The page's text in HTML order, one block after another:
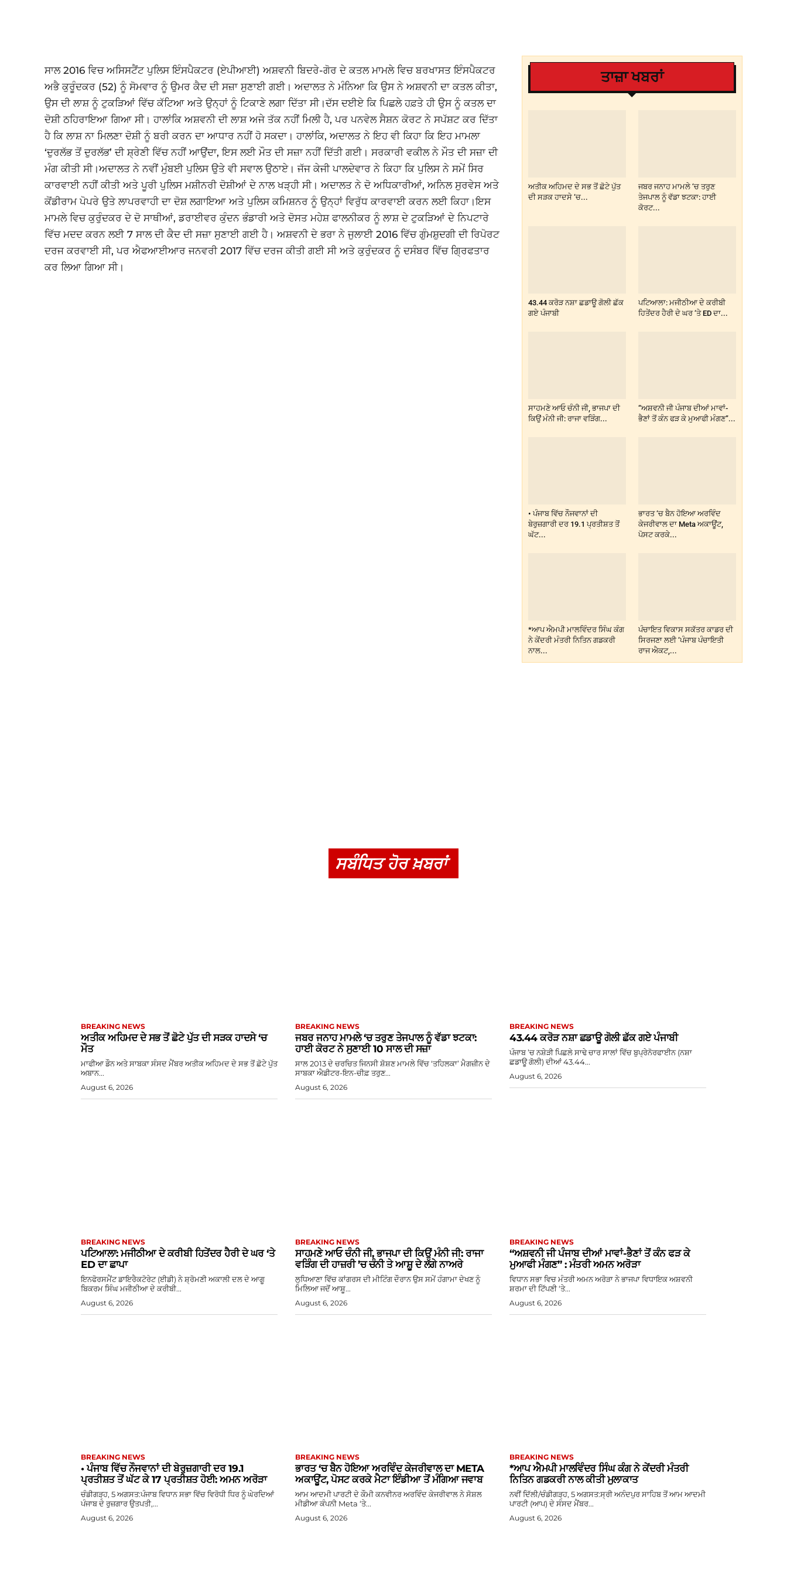
ਸਾਲ 2016 ਵਿਚ ਅਸਿਸਟੈਂਟ ਪੁਲਿਸ ਇੰਸਪੈਕਟਰ (ਏਪੀਆਈ) ਅਸ਼ਵਨੀ ਬਿਦਰੇ-ਗੋਰ ਦੇ ਕਤਲ ਮਾਮਲੇ ਵਿਚ ਬਰਖਾਸਤ ਇੰਸਪੈਕਟਰ
ਅਭੈ ਕੁਰੂੰਦਕਰ (52) ਨੂੰ ਸੋਮਵਾਰ ਨੂੰ ਉਮਰ ਕੈਦ ਦੀ ਸਜ਼ਾ ਸੁਣਾਈ ਗਈ। ਅਦਾਲਤ ਨੇ ਮੰਨਿਆ ਕਿ ਉਸ ਨੇ ਅਸ਼ਵਨੀ ਦਾ ਕਤਲ ਕੀਤਾ,
ਉਸ ਦੀ ਲਾਸ਼ ਨੂੰ ਟੁਕੜਿਆਂ ਵਿੱਚ ਕੱਟਿਆ ਅਤੇ ਉਨ੍ਹਾਂ ਨੂੰ ਟਿਕਾਣੇ ਲਗਾ ਦਿੱਤਾ ਸੀ।ਦੱਸ ਦਈਏ ਕਿ ਪਿਛਲੇ ਹਫ਼ਤੇ ਹੀ ਉਸ ਨੂੰ ਕਤਲ ਦਾ
ਦੋਸ਼ੀ ਠਹਿਰਾਇਆ ਗਿਆ ਸੀ। ਹਾਲਾਂਕਿ ਅਸ਼ਵਨੀ ਦੀ ਲਾਸ਼ ਅਜੇ ਤੱਕ ਨਹੀਂ ਮਿਲੀ ਹੈ, ਪਰ ਪਨਵੇਲ ਸੈਸ਼ਨ ਕੋਰਟ ਨੇ ਸਪੱਸ਼ਟ ਕਰ ਦਿੱਤਾ
ਹੈ ਕਿ ਲਾਸ਼ ਨਾ ਮਿਲਣਾ ਦੋਸ਼ੀ ਨੂੰ ਬਰੀ ਕਰਨ ਦਾ ਆਧਾਰ ਨਹੀਂ ਹੋ ਸਕਦਾ। ਹਾਲਾਂਕਿ, ਅਦਾਲਤ ਨੇ ਇਹ ਵੀ ਕਿਹਾ ਕਿ ਇਹ ਮਾਮਲਾ
‘ਦੁਰਲੱਭ ਤੋਂ ਦੁਰਲੱਭ’ ਦੀ ਸ਼੍ਰੇਣੀ ਵਿੱਚ ਨਹੀਂ ਆਉਂਦਾ, ਇਸ ਲਈ ਮੌਤ ਦੀ ਸਜ਼ਾ ਨਹੀਂ ਦਿੱਤੀ ਗਈ। ਸਰਕਾਰੀ ਵਕੀਲ ਨੇ ਮੌਤ ਦੀ ਸਜ਼ਾ ਦੀ
ਮੰਗ ਕੀਤੀ ਸੀ।ਅਦਾਲਤ ਨੇ ਨਵੀਂ ਮੁੰਬਈ ਪੁਲਿਸ ਉਤੇ ਵੀ ਸਵਾਲ ਉਠਾਏ। ਜੱਜ ਕੇਜੀ ਪਾਲਦੇਵਾਰ ਨੇ ਕਿਹਾ ਕਿ ਪੁਲਿਸ ਨੇ ਸਮੇਂ ਸਿਰ
ਕਾਰਵਾਈ ਨਹੀਂ ਕੀਤੀ ਅਤੇ ਪੂਰੀ ਪੁਲਿਸ ਮਸ਼ੀਨਰੀ ਦੋਸ਼ੀਆਂ ਦੇ ਨਾਲ ਖੜ੍ਹੀ ਸੀ। ਅਦਾਲਤ ਨੇ ਦੋ ਅਧਿਕਾਰੀਆਂ, ਅਨਿਲ ਸੁਰਵੇਸ ਅਤੇ
ਕੋਂਡੀਰਾਮ ਪੋਪਰੇ ਉਤੇ ਲਾਪਰਵਾਹੀ ਦਾ ਦੋਸ਼ ਲਗਾਇਆ ਅਤੇ ਪੁਲਿਸ ਕਮਿਸ਼ਨਰ ਨੂੰ ਉਨ੍ਹਾਂ ਵਿਰੁੱਧ ਕਾਰਵਾਈ ਕਰਨ ਲਈ ਕਿਹਾ।ਇਸ
ਮਾਮਲੇ ਵਿਚ ਕੁਰੁੰਦਕਰ ਦੇ ਦੋ ਸਾਥੀਆਂ, ਡਰਾਈਵਰ ਕੁੰਦਨ ਭੰਡਾਰੀ ਅਤੇ ਦੋਸਤ ਮਹੇਸ਼ ਫਾਲਨੀਕਰ ਨੂੰ ਲਾਸ਼ ਦੇ ਟੁਕੜਿਆਂ ਦੇ ਨਿਪਟਾਰੇ
ਵਿੱਚ ਮਦਦ ਕਰਨ ਲਈ 7 ਸਾਲ ਦੀ ਕੈਦ ਦੀ ਸਜ਼ਾ ਸੁਣਾਈ ਗਈ ਹੈ। ਅਸ਼ਵਨੀ ਦੇ ਭਰਾ ਨੇ ਜੁਲਾਈ 2016 ਵਿੱਚ ਗੁੰਮਸ਼ੁਦਗੀ ਦੀ ਰਿਪੋਰਟ
ਦਰਜ ਕਰਵਾਈ ਸੀ, ਪਰ ਐਫਆਈਆਰ ਜਨਵਰੀ 2017 ਵਿੱਚ ਦਰਜ ਕੀਤੀ ਗਈ ਸੀ ਅਤੇ ਕੁਰੁੰਦਕਰ ਨੂੰ ਦਸੰਬਰ ਵਿੱਚ ਗ੍ਰਿਫਤਾਰ
ਕਰ ਲਿਆ ਗਿਆ ਸੀ।
ਤਾਜ਼ਾ ਖਬਰਾਂ
ਅਤੀਕ ਅਹਿਮਦ ਦੇ ਸਭ ਤੋਂ ਛੋਟੇ ਪੁੱਤ
ਦੀ ਸੜਕ ਹਾਦਸੇ ‘ਚ...
ਜਬਰ ਜਨਾਹ ਮਾਮਲੇ ‘ਚ ਤਰੁਣ
ਤੇਜਪਾਲ ਨੂੰ ਵੱਡਾ ਝਟਕਾ: ਹਾਈ
ਕੋਰਟ...
43.44 ਕਰੋੜ ਨਸ਼ਾ ਛਡਾਊ ਗੋਲੀ ਛੱਕ
ਗਏ ਪੰਜਾਬੀ
ਪਟਿਆਲਾ: ਮਜੀਠੀਆ ਦੇ ਕਰੀਬੀ
ਹਿਤੇਂਦਰ ਹੈਰੀ ਦੇ ਘਰ ‘ਤੇ ED ਦਾ...
ਸਾਹਮਣੇ ਆਓ ਚੰਨੀ ਜੀ, ਭਾਜਪਾ ਦੀ
ਕਿਉਂ ਮੰਨੀ ਜੀ: ਰਾਜਾ ਵੜਿੰਗ...
“ਅਸ਼ਵਨੀ ਜੀ ਪੰਜਾਬ ਦੀਆਂ ਮਾਵਾਂ-
ਭੈਣਾਂ ਤੋਂ ਕੰਨ ਫੜ ਕੇ ਮੁਆਫੀ ਮੰਗਣ”...
• ਪੰਜਾਬ ਵਿੱਚ ਨੌਜਵਾਨਾਂ ਦੀ
ਬੇਰੁਜ਼ਗਾਰੀ ਦਰ 19.1 ਪ੍ਰਤੀਸ਼ਤ ਤੋਂ
ਘੱਟ...
ਭਾਰਤ ‘ਚ ਬੈਨ ਹੋਇਆ ਅਰਵਿੰਦ
ਕੇਜਰੀਵਾਲ ਦਾ Meta ਅਕਾਊਂਟ,
ਪੋਸਟ ਕਰਕੇ...
*ਆਪ ਐਮਪੀ ਮਾਲਵਿੰਦਰ ਸਿੰਘ ਕੰਗ
ਨੇ ਕੇਂਦਰੀ ਮੰਤਰੀ ਨਿਤਿਨ ਗਡਕਰੀ
ਨਾਲ...
ਪੰਚਾਇਤ ਵਿਕਾਸ ਸਕੱਤਰ ਕਾਡਰ ਦੀ
ਸਿਰਜਣਾ ਲਈ ‘ਪੰਜਾਬ ਪੰਚਾਇਤੀ
ਰਾਜ ਐਕਟ,...
ਸਬੰਧਿਤ ਹੋਰ ਖ਼ਬਰਾਂ
BREAKING NEWS
ਅਤੀਕ ਅਹਿਮਦ ਦੇ ਸਭ ਤੋਂ ਛੋਟੇ ਪੁੱਤ ਦੀ ਸੜਕ ਹਾਦਸੇ ‘ਚ
ਮੌਤ
ਮਾਫੀਆ ਡੌਨ ਅਤੇ ਸਾਬਕਾ ਸੰਸਦ ਮੈਂਬਰ ਅਤੀਕ ਅਹਿਮਦ ਦੇ ਸਭ ਤੋਂ ਛੋਟੇ ਪੁੱਤ
ਅਬਾਨ...
August 6, 2026
BREAKING NEWS
ਜਬਰ ਜਨਾਹ ਮਾਮਲੇ ‘ਚ ਤਰੁਣ ਤੇਜਪਾਲ ਨੂੰ ਵੱਡਾ ਝਟਕਾ:
ਹਾਈ ਕੋਰਟ ਨੇ ਸੁਣਾਈ 10 ਸਾਲ ਦੀ ਸਜ਼ਾ
ਸਾਲ 2013 ਦੇ ਚਰਚਿਤ ਜਿਨਸੀ ਸ਼ੋਸ਼ਣ ਮਾਮਲੇ ਵਿੱਚ ‘ਤਹਿਲਕਾ’ ਮੈਗਜ਼ੀਨ ਦੇ
ਸਾਬਕਾ ਐਡੀਟਰ-ਇਨ-ਚੀਫ਼ ਤਰੁਣ...
August 6, 2026
BREAKING NEWS
43.44 ਕਰੋੜ ਨਸ਼ਾ ਛਡਾਊ ਗੋਲੀ ਛੱਕ ਗਏ ਪੰਜਾਬੀ
ਪੰਜਾਬ ’ਚ ਨਸ਼ੇੜੀ ਪਿਛਲੇ ਸਾਢੇ ਚਾਰ ਸਾਲਾਂ ਵਿੱਚ ਬੁਪ੍ਰੇਨੋਰਫਾਈਨ (ਨਸ਼ਾ
ਛਡਾਊ ਗੋਲੀ) ਦੀਆਂ 43.44...
August 6, 2026
BREAKING NEWS
ਪਟਿਆਲਾ: ਮਜੀਠੀਆ ਦੇ ਕਰੀਬੀ ਹਿਤੇਂਦਰ ਹੈਰੀ ਦੇ ਘਰ ‘ਤੇ
ED ਦਾ ਛਾਪਾ
ਇਨਫੋਰਸਮੈਂਟ ਡਾਇਰੈਕਟੋਰੇਟ (ਈਡੀ) ਨੇ ਸ਼੍ਰੋਮਣੀ ਅਕਾਲੀ ਦਲ ਦੇ ਆਗੂ
ਬਿਕਰਮ ਸਿੰਘ ਮਜੀਠੀਆ ਦੇ ਕਰੀਬੀ...
August 6, 2026
BREAKING NEWS
ਸਾਹਮਣੇ ਆਓ ਚੰਨੀ ਜੀ, ਭਾਜਪਾ ਦੀ ਕਿਉਂ ਮੰਨੀ ਜੀ: ਰਾਜਾ
ਵੜਿੰਗ ਦੀ ਹਾਜ਼ਰੀ ’ਚ ਚੰਨੀ ਤੇ ਆਸ਼ੂ ਦੇ ਲੱਗੇ ਨਾਅਰੇ
ਲੁਧਿਆਣਾ ਵਿੱਚ ਕਾਂਗਰਸ ਦੀ ਮੀਟਿੰਗ ਦੌਰਾਨ ਉਸ ਸਮੇਂ ਹੰਗਾਮਾ ਦੇਖਣ ਨੂੰ
ਮਿਲਿਆ ਜਦੋਂ ਆਸ਼ੂ...
August 6, 2026
BREAKING NEWS
“ਅਸ਼ਵਨੀ ਜੀ ਪੰਜਾਬ ਦੀਆਂ ਮਾਵਾਂ-ਭੈਣਾਂ ਤੋਂ ਕੰਨ ਫੜ ਕੇ
ਮੁਆਫੀ ਮੰਗਣ” : ਮੰਤਰੀ ਅਮਨ ਅਰੋੜਾ
ਵਿਧਾਨ ਸਭਾ ਵਿਚ ਮੰਤਰੀ ਅਮਨ ਅਰੋੜਾ ਨੇ ਭਾਜਪਾ ਵਿਧਾਇਕ ਅਸ਼ਵਨੀ
ਸ਼ਰਮਾ ਦੀ ਟਿੱਪਣੀ ‘ਤੇ...
August 6, 2026
BREAKING NEWS
• ਪੰਜਾਬ ਵਿੱਚ ਨੌਜਵਾਨਾਂ ਦੀ ਬੇਰੁਜ਼ਗਾਰੀ ਦਰ 19.1
ਪ੍ਰਤੀਸ਼ਤ ਤੋਂ ਘੱਟ ਕੇ 17 ਪ੍ਰਤੀਸ਼ਤ ਹੋਈ: ਅਮਨ ਅਰੋੜਾ
ਚੰਡੀਗੜ੍ਹ, 5 ਅਗਸਤ:ਪੰਜਾਬ ਵਿਧਾਨ ਸਭਾ ਵਿੱਚ ਵਿਰੋਧੀ ਧਿਰ ਨੂੰ ਘੇਰਦਿਆਂ
ਪੰਜਾਬ ਦੇ ਰੁਜ਼ਗਾਰ ਉਤਪਤੀ,...
August 6, 2026
BREAKING NEWS
ਭਾਰਤ ‘ਚ ਬੈਨ ਹੋਇਆ ਅਰਵਿੰਦ ਕੇਜਰੀਵਾਲ ਦਾ META
ਅਕਾਊਂਟ, ਪੋਸਟ ਕਰਕੇ ਮੈਟਾ ਇੰਡੀਆ ਤੋਂ ਮੰਗਿਆ ਜਵਾਬ
ਆਮ ਆਦਮੀ ਪਾਰਟੀ ਦੇ ਕੌਮੀ ਕਨਵੀਨਰ ਅਰਵਿੰਦ ਕੇਜਰੀਵਾਲ ਨੇ ਸੋਸ਼ਲ
ਮੀਡੀਆ ਕੰਪਨੀ Meta ‘ਤੇ...
August 6, 2026
BREAKING NEWS
*ਆਪ ਐਮਪੀ ਮਾਲਵਿੰਦਰ ਸਿੰਘ ਕੰਗ ਨੇ ਕੇਂਦਰੀ ਮੰਤਰੀ
ਨਿਤਿਨ ਗਡਕਰੀ ਨਾਲ ਕੀਤੀ ਮੁਲਾਕਾਤ
ਨਵੀਂ ਦਿੱਲੀ/ਚੰਡੀਗੜ੍ਹ, 5 ਅਗਸਤ:ਸ੍ਰੀ ਅਨੰਦਪੁਰ ਸਾਹਿਬ ਤੋਂ ਆਮ ਆਦਮੀ
ਪਾਰਟੀ (ਆਪ) ਦੇ ਸੰਸਦ ਮੈਂਬਰ...
August 6, 2026